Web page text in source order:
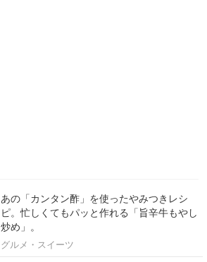
あの「カンタン酢」を使ったやみつきレシ
ピ。忙しくてもパッと作れる「旨辛牛もやし
炒め」。
グルメ・スイーツ